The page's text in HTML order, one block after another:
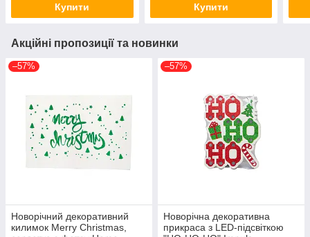
Купити Купити
Акційні пропозиції та новинки
–57%
Новорічний декоративний
килимок Merry Christmas,
–57%
Новорічна декоративна
прикраса з LED-підсвіткою